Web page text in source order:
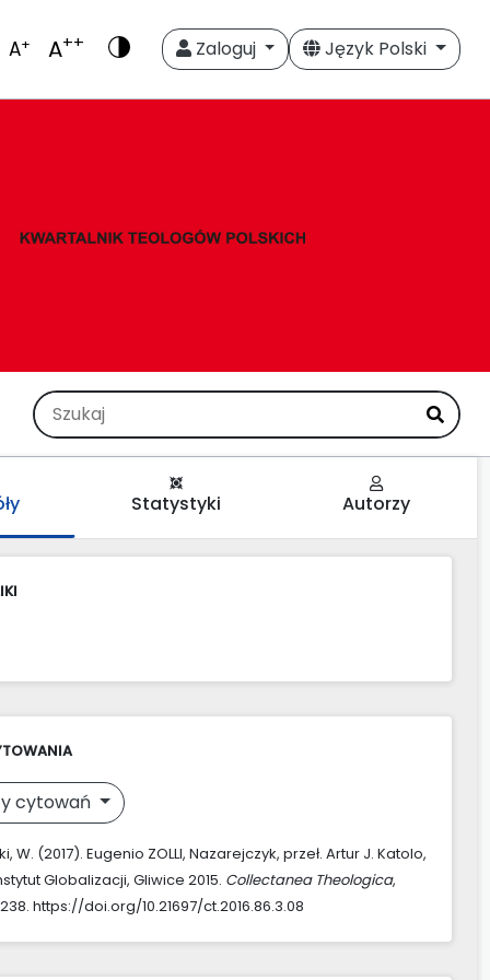
A+ A++ Zaloguj Język Polski
Statystyki Autorzy
cytowań
W. (2017). Eugenio ZOLLI, Nazarejczyk, przeł. Artur J. Katolo,
Globalizacji, Gliwice 2015. Collectanea Theologica,
https://doi.org/10.21697/ct.2016.86.3.08